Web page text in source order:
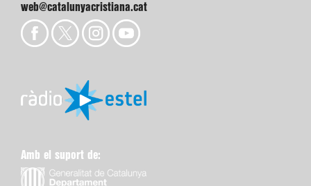
web@catalunyacristiana.cat
Amb el suport de: